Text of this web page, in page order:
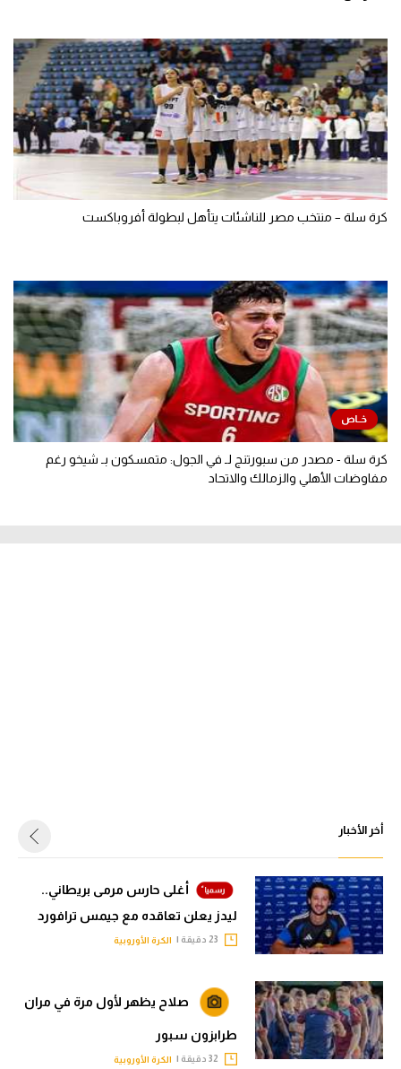
كرة سلة – منتخب مصر للناشئات يتأهل لبطولة أفروباكست
كرة سلة - مصدر من سبورتنج لـ في الجول: متمسكون بـ شيخو رغم
مفاوضات الأهلي والزمالك والاتحاد
أخر الأخبار
أغلى حارس مرمى بريطاني..
ليدز يعلن تعاقده مع جيمس ترافورد
الكرة الأوروبية
صلاح يظهر لأول مرة في مران
طرابزون سبور
الكرة الأوروبية